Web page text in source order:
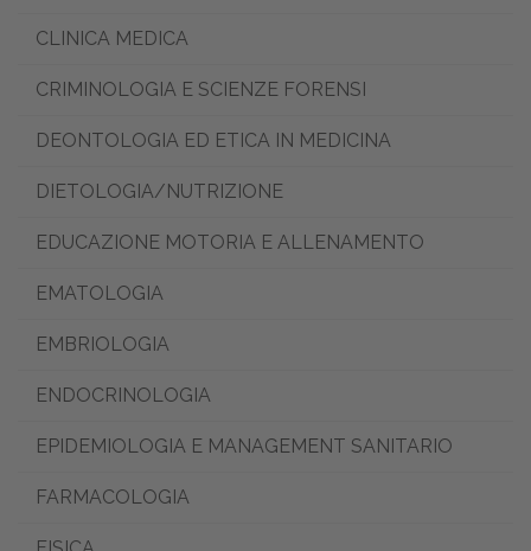
CLINICA MEDICA
CRIMINOLOGIA E SCIENZE FORENSI
DEONTOLOGIA ED ETICA IN MEDICINA
DIETOLOGIA/NUTRIZIONE
EDUCAZIONE MOTORIA E ALLENAMENTO
EMATOLOGIA
EMBRIOLOGIA
ENDOCRINOLOGIA
EPIDEMIOLOGIA E MANAGEMENT SANITARIO
FARMACOLOGIA